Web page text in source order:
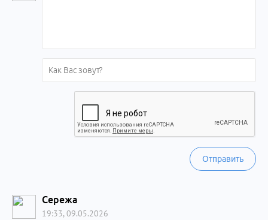
Отправить
Сережа
19:33, 09.05.2026